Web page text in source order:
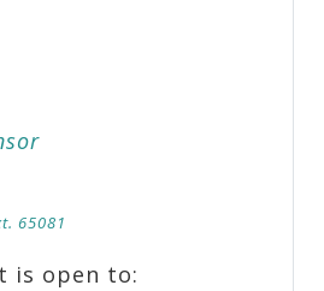
65081
is open to: